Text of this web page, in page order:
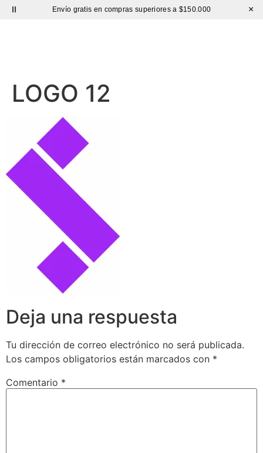
Envío gratis en compras superiores a $150.000 ×
LOGO 12
Deja una respuesta
Tu dirección de correo electrónico no será publicada.
Los campos obligatorios están marcados con *
Comentario *